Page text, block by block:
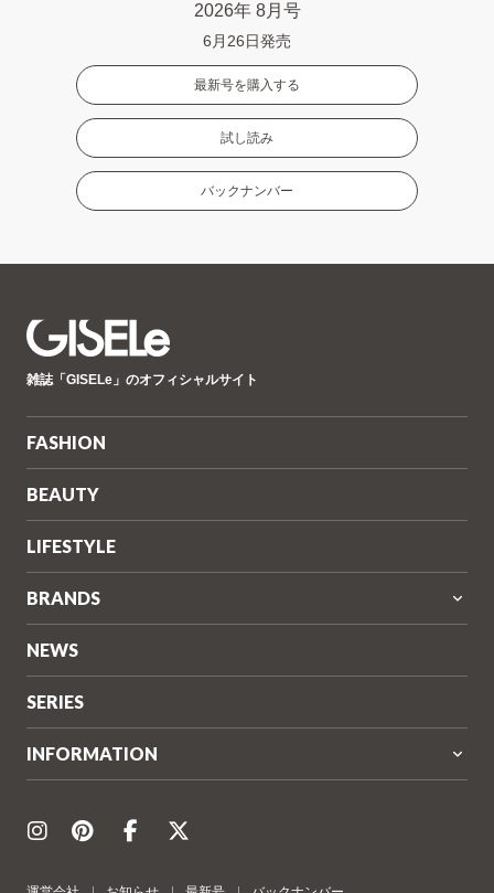
2026年 8月号
6月26日発売
最新号を購入する
試し読み
バックナンバー
ゼ
雑誌「GISELe」のオフィシャルサイト
FASHION
BEAUTY
LIFESTYLE
BRANDS
NEWS
SERIES
INFORMATION